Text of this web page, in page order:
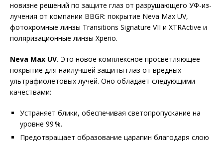
новизне решений по защите глаз от разрушающего УФ-из­
лучения от компании BBGR: покрытие Neva Max UV,
фотохромные линзы Transitions Signature VII и XTRActive и
поляризационные линзы Xperio.
Neva Max UV. Это новое комплексное просветляющее
покрытие для наилучшей защиты глаз от вредных
ультрафиолетовых лучей. Оно обладает следующими
качествами:
Устраняет блики, обеспечивая светопропускание на
уровне 99 %.
Предотвращает образование царапин благодаря слою